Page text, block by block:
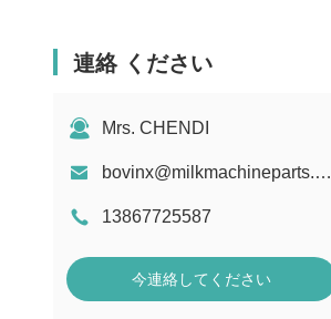
連絡 ください
Mrs. CHENDI
bovinx@milkmachineparts.com
13867725587
今連絡してください